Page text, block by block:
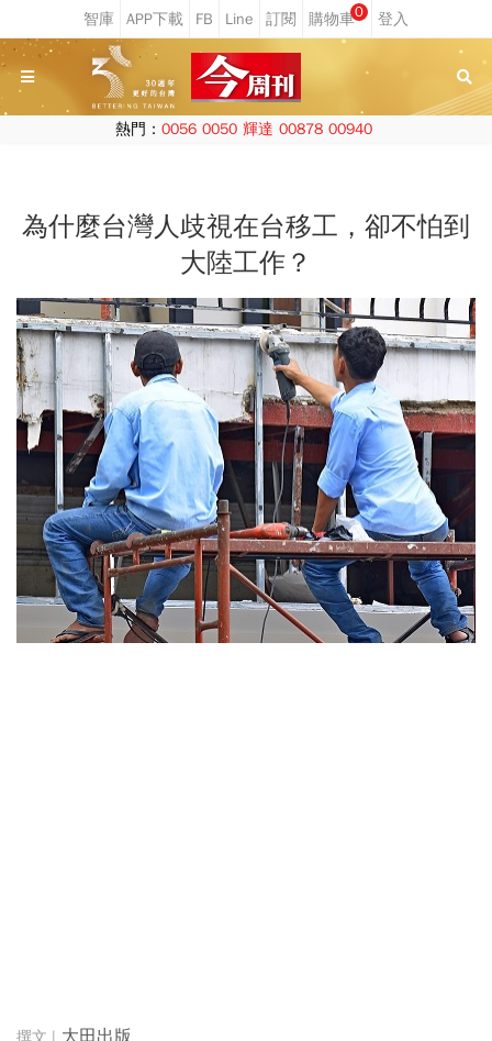
0
熱門： 0056 0050 輝達 00878 00940
為什麼台灣人歧視在台移工，卻不怕到
大陸工作？
大田出版